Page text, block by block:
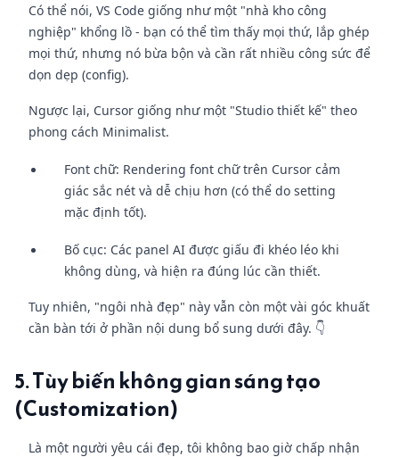
Có thể nói, VS Code giống như một "nhà kho công
nghiệp" khổng lồ - bạn có thể tìm thấy mọi thứ, lắp ghép
mọi thứ, nhưng nó bừa bộn và cần rất nhiều công sức để
dọn dẹp (config).
Ngược lại, Cursor giống như một "Studio thiết kế" theo
phong cách Minimalist.
Font chữ: Rendering font chữ trên Cursor cảm
giác sắc nét và dễ chịu hơn (có thể do setting
mặc định tốt).
Bố cục: Các panel AI được giấu đi khéo léo khi
không dùng, và hiện ra đúng lúc cần thiết.
Tuy nhiên, "ngôi nhà đẹp" này vẫn còn một vài góc khuất
cần bàn tới ở phần nội dung bổ sung dưới đây. 👇
5. Tùy biến không gian sáng tạo
(Customization)
Là một người yêu cái đẹp, tôi không bao giờ chấp nhận